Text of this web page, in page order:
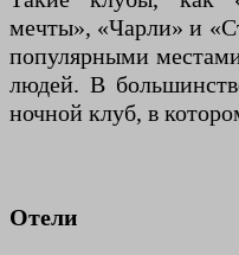
мечты», «Чарли» и
популярными
людей. В
ночной клуб, в
Отели